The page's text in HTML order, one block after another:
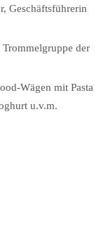
Geschäftsführerin
der
Wägen mit Pasta
u.v.m.